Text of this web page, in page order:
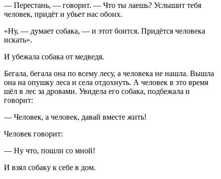
— Перестань, — говорит. — Что ты лаешь? Услышит тебя
человек, придёт и убьет нас обоих.
«Ну, — думает собака, — и этот боится. Придётся человека
искать».
И убежала собака от медведя.
Бегала, бегала она по всему лесу, а человека не нашла. Вышла
она на опушку леса и села отдохнуть. А человек в это время
шёл в лес за дровами. Увидела его собака, подбежала и
говорит:
— Человек, а человек, давай вместе жить!
Человек говорит:
— Ну что, пошли со мной!
И взял собаку к себе в дом.